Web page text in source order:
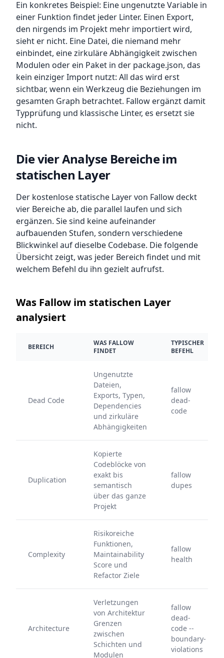
Ein konkretes Beispiel: Eine ungenutzte Variable in
einer Funktion findet jeder Linter. Einen Export,
den nirgends im Projekt mehr importiert wird,
sieht er nicht. Eine Datei, die niemand mehr
einbindet, eine zirkuläre Abhängigkeit zwischen
Modulen oder ein Paket in der package.json, das
kein einziger Import nutzt: All das wird erst
sichtbar, wenn ein Werkzeug die Beziehungen im
gesamten Graph betrachtet. Fallow ergänzt damit
Typprüfung und klassische Linter, es ersetzt sie
nicht.
Die vier Analyse Bereiche im
statischen Layer
Der kostenlose statische Layer von Fallow deckt
vier Bereiche ab, die parallel laufen und sich
ergänzen. Sie sind keine aufeinander
aufbauenden Stufen, sondern verschiedene
Blickwinkel auf dieselbe Codebase. Die folgende
Übersicht zeigt, was jeder Bereich findet und mit
welchem Befehl du ihn gezielt aufrufst.
Was Fallow im statischen Layer
analysiert
BEREICH
WAS FALLOW
FINDET
TYPISCHER
BEFEHL
Dead Code
Ungenutzte
Dateien,
Exports, Typen,
Dependencies
und zirkuläre
Abhängigkeiten
fallow
dead-
code
Duplication
Kopierte
Codeblöcke von
exakt bis
semantisch
über das ganze
Projekt
fallow
dupes
Complexity
Risikoreiche
Funktionen,
Maintainability
Score und
Refactor Ziele
fallow
health
Architecture
Verletzungen
von Architektur
Grenzen
zwischen
Schichten und
Modulen
fallow
dead-
code --
boundary-
violations